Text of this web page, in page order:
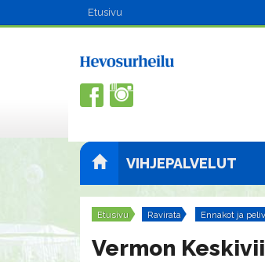
Etusivu
VIHJEPALVELUT
Etusivu Ravirata Ennakot ja
Vermon